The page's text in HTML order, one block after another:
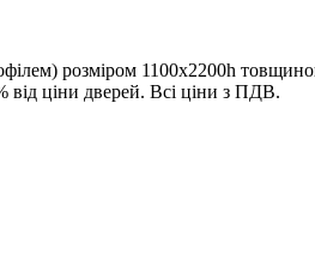
розміром 1100х2200h
від ціни дверей. Всі ціни з ПДВ.